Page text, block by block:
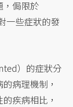
，侷限於
一些症狀的發
）的症狀分
病理機制，
疾病相比，